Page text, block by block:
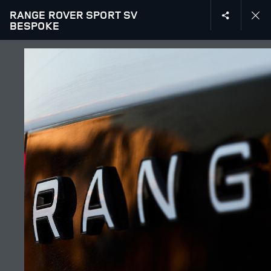
ПОДРАЗДЕЛЕНИЕ SPECIAL VEHICLE OPERATIONS
RANGE ROVER SPORT SV
BESPOKE
Շուկա
АРМЕНИЯ
Լեզու
РУССКИЙ